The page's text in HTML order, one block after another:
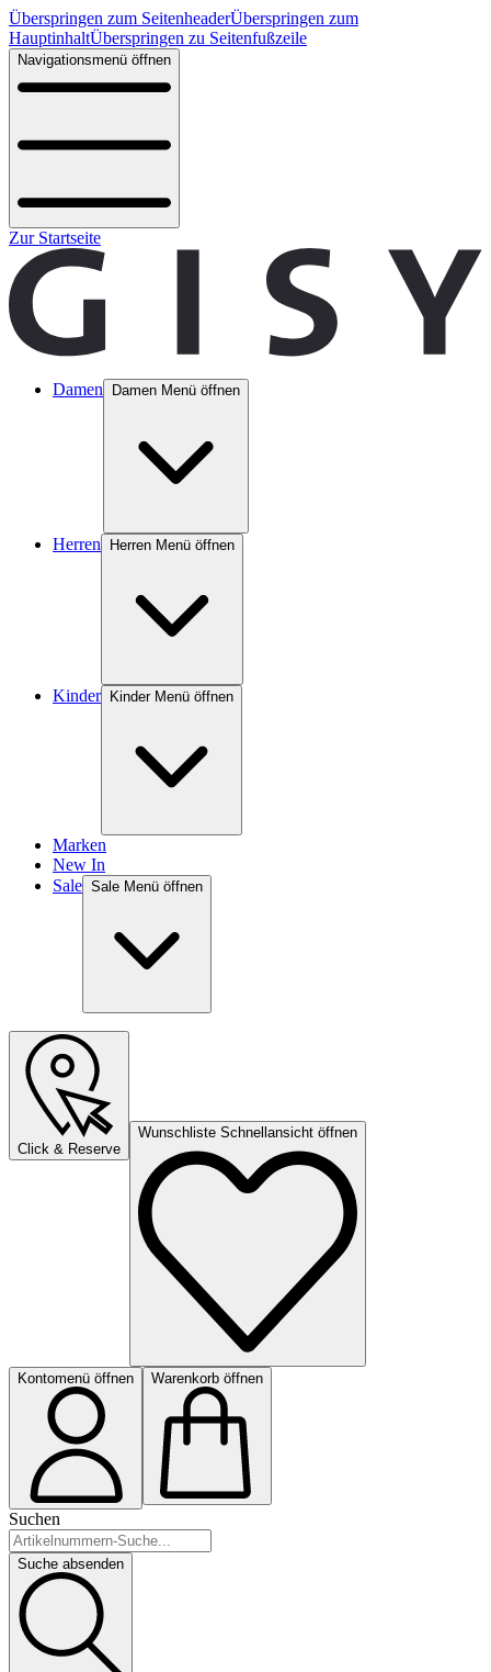
Überspringen zum SeitenheaderÜberspringen zum
HauptinhaltÜberspringen zu Seitenfußzeile
Navigationsmenü öffnen
Zur Startseite
Damen Damen Menü öffnen
Herren Herren Menü öffnen
Kinder Kinder Menü öffnen
Marken
New In
Sale Sale Menü öffnen
Click & Reserve
Wunschliste Schnellansicht öffnen
Kontomenü öffnen Warenkorb öffnen
Suchen
Suche absenden